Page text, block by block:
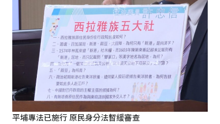
平埔專法已施行 原民身分法暫緩審查